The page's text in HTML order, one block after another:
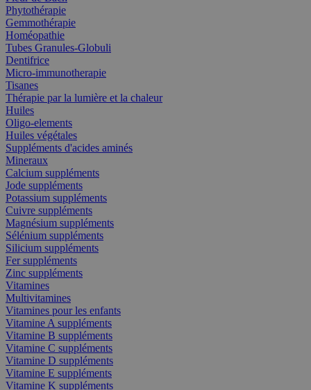
Phytothérapie
Gemmothérapie
Homéopathie
Tubes Granules-Globuli
Dentifrice
Micro-immunotherapie
Tisanes
Thérapie par la lumière et la chaleur
Huiles
Oligo-elements
Huiles végétales
Suppléments d'acides aminés
Mineraux
Calcium suppléments
Jode suppléments
Potassium suppléments
Cuivre suppléments
Magnésium suppléments
Sélénium suppléments
Silicium suppléments
Fer suppléments
Zinc suppléments
Vitamines
Multivitamines
Vitamines pour les enfants
Vitamine A suppléments
Vitamine B suppléments
Vitamine C suppléments
Vitamine D suppléments
Vitamine E suppléments
Vitamine K suppléments